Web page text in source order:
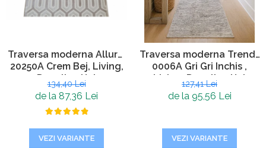
Traversa moderna Allure,
20250A Crem Bej, Living,
Dormitor, Hol
134,40 Lei
de la 87,36 Lei
VEZI VARIANTE
Traversa moderna Trend ,
0006A Gri Gri Inchis ,
Living, Dormitor, Hol
127,41 Lei
de la 95,56 Lei
VEZI VARIANTE